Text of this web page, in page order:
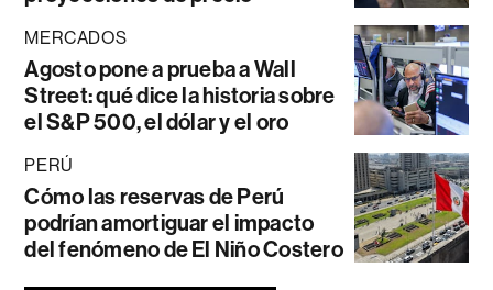
MERCADOS
Agosto pone a prueba a Wall
Street: qué dice la historia sobre
el S&P 500, el dólar y el oro
PERÚ
Cómo las reservas de Perú
podrían amortiguar el impacto
del fenómeno de El Niño Costero